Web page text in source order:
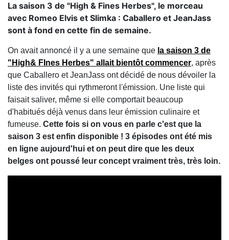
La saison 3 de "High & Fines Herbes", le morceau
avec Romeo Elvis et Slimka : Caballero et JeanJass
sont à fond en cette fin de semaine.
On avait annoncé il y a une semaine que la saison 3 de
"High& FInes Herbes" allait bientôt commencer, après
que Caballero et JeanJass ont décidé de nous dévoiler la
liste des invités qui rythmeront l'émission. Une liste qui
faisait saliver, même si elle comportait beaucoup
d'habitués déjà venus dans leur émission culinaire et
fumeuse. Cette fois si on vous en parle c'est que la
saison 3 est enfin disponible ! 3 épisodes ont été mis
en ligne aujourd'hui et on peut dire que les deux
belges ont poussé leur concept vraiment très, très loin.